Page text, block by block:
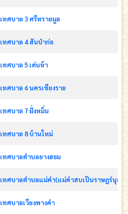
เทศบาล 3 ศรีทรายมูล
เทศบาล 4 สันป่าก่อ
เทศบาล 5 เด่นห้า
เทศบาล 6 นครเชียงราย
เทศบาล 7 ฝั่งหมิ่น
เทศบาล 8 บ้านใหม่
เทศบาลตำบลยางฮอม
เทศบาลตำบลแม่คำ(แม่คำสบเปินราษฎร์นุกูล)
เทศบาลเวียงพางคำ